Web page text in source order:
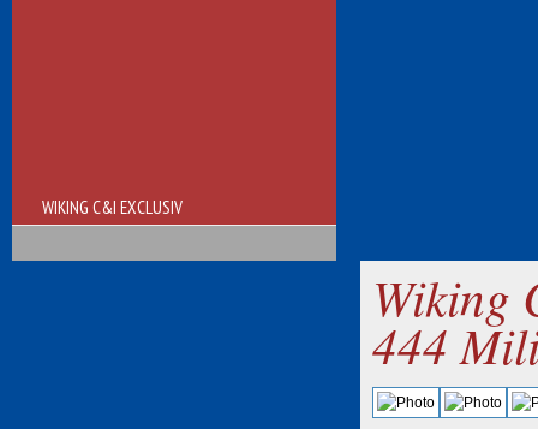
WIKING C&I EXCLUSIV
Wiking
444